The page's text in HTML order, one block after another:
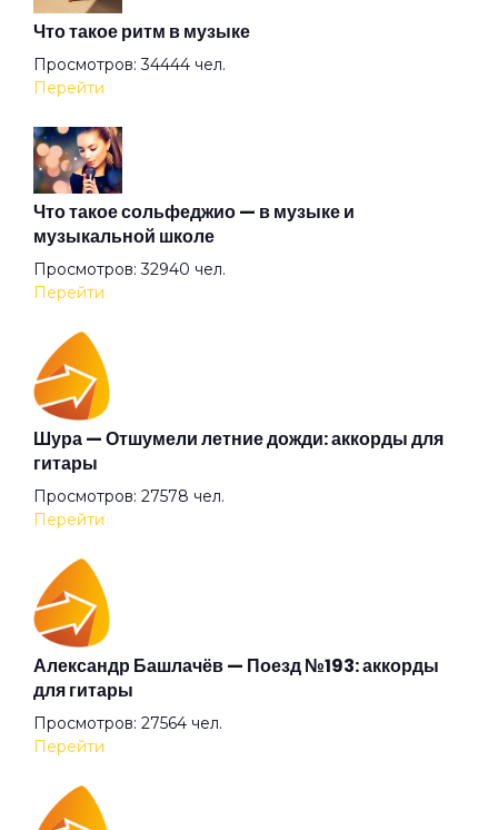
Сливочное масло
Сны
Сука тащит нас на дно
Танцуй сама
Танцуй со мной в темноте
Темно
Трата времени
Ха-ха-ха
Цепи
Цифры (feat. Индаблэк & qurt
Что такое ритм в музыке
Просмотров: 34444 чел.
Перейти
Что такое сольфеджио — в музыке и
музыкальной школе
Просмотров: 32940 чел.
Перейти
Шура — Отшумели летние дожди: аккорды для
гитары
Просмотров: 27578 чел.
Перейти
Александр Башлачёв — Поезд №193: аккорды
для гитары
Просмотров: 27564 чел.
Перейти